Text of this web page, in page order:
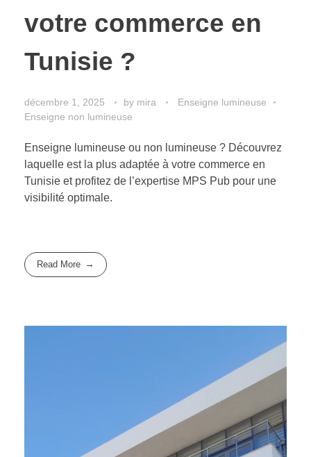
votre commerce en
Tunisie ?
décembre 1, 2025 by mira
Enseigne lumineuse
Enseigne non lumineuse
Enseigne lumineuse ou non lumineuse ? Découvrez
laquelle est la plus adaptée à votre commerce en
Tunisie et profitez de l’expertise MPS Pub pour une
visibilité optimale.
Read More